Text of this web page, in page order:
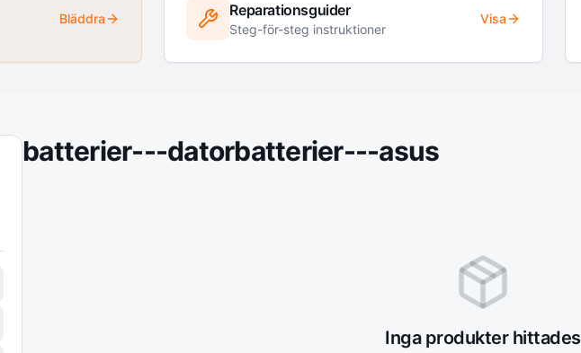
Bläddra Reparationsguider
Steg-för-steg instruktioner
Visa
batterier---datorbatterier---asus
Inga produkter hittades